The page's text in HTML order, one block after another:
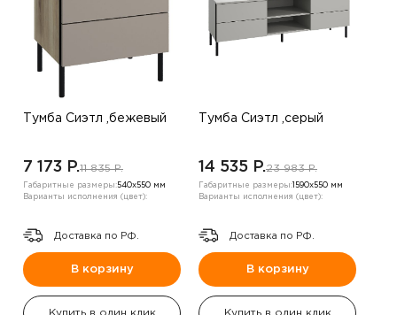
Тумба Сиэтл ,бежевый
7 173 P.11 835 P.
Габаритные размеры:540х550 мм
Варианты исполнения (цвет):
Доставка по РФ.
В корзину
Тумба Сиэтл ,серый
14 535 P.23 983 P.
Габаритные размеры: 1590х550 мм
Варианты исполнения (цвет):
Доставка по РФ.
В корзину